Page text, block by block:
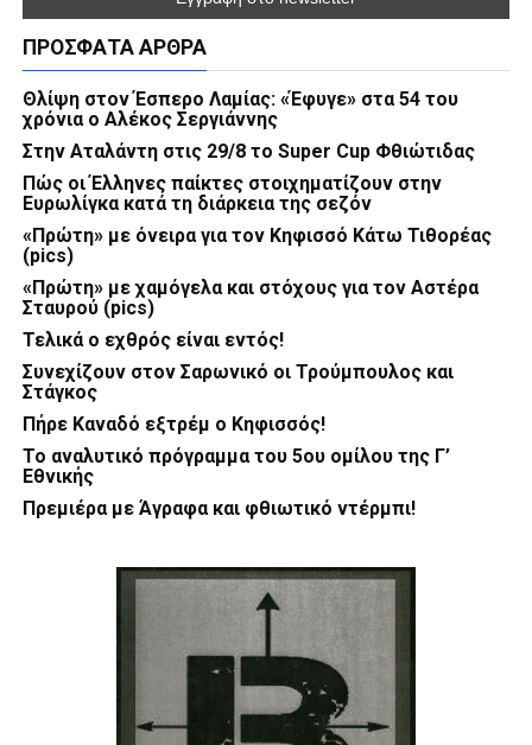
ΠΡΌΣΦΑΤΑ ΆΡΘΡΑ
Θλίψη στον Έσπερο Λαμίας: «Έφυγε» στα 54 του
χρόνια ο Αλέκος Σεργιάννης
Στην Αταλάντη στις 29/8 το Super Cup Φθιώτιδας
Πώς οι Έλληνες παίκτες στοιχηματίζουν στην
Ευρωλίγκα κατά τη διάρκεια της σεζόν
«Πρώτη» με όνειρα για τον Κηφισσό Κάτω Τιθορέας
(pics)
«Πρώτη» με χαμόγελα και στόχους για τον Αστέρα
Σταυρού (pics)
Τελικά ο εχθρός είναι εντός!
Συνεχίζουν στον Σαρωνικό οι Τρούμπουλος και
Στάγκος
Πήρε Καναδό εξτρέμ ο Κηφισσός!
Το αναλυτικό πρόγραμμα του 5ου ομίλου της Γ’
Εθνικής
Πρεμιέρα με Άγραφα και φθιωτικό ντέρμπι!